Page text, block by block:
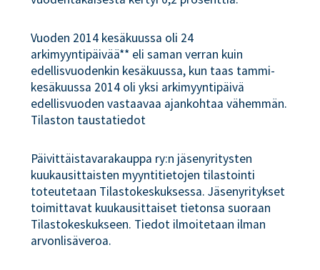
Vuoden 2014 kesäkuussa oli 24
arkimyyntipäivää** eli saman verran kuin
edellisvuodenkin kesäkuussa, kun taas tammi-
kesäkuussa 2014 oli yksi arkimyyntipäivä
edellisvuoden vastaavaa ajankohtaa vähemmän.
Tilaston taustatiedot
Päivittäistavarakauppa ry:n jäsenyritysten
kuukausittaisten myyntitietojen tilastointi
toteutetaan Tilastokeskuksessa. Jäsenyritykset
toimittavat kuukausittaiset tietonsa suoraan
Tilastokeskukseen. Tiedot ilmoitetaan ilman
arvonlisäveroa.